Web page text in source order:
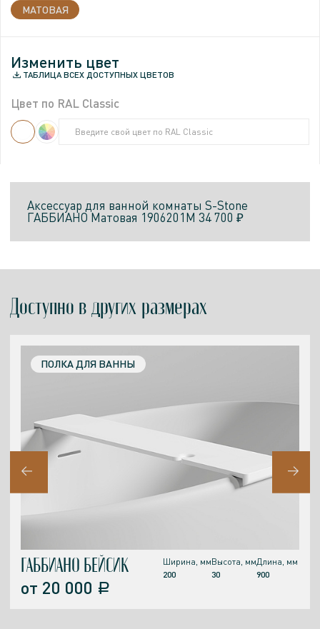
МАТОВАЯ
Изменить цвет
ТАБЛИЦА ВСЕХ ДОСТУПНЫХ ЦВЕТОВ
Цвет по RAL Classic
Введите свой цвет по RAL Classic
Введите свой цвет по RAL Classic
Аксессуар для ванной комнаты S-Stone
ГАББИАНО Матовая 1906201M 34 700 ₽
Доступно в других размерах
ПОЛКА ДЛЯ ВАННЫ
Ширина, мм
200
Высота, мм
30
Длина, мм
900
ГАББИАНО БЕЙСИК
от 20 000 a